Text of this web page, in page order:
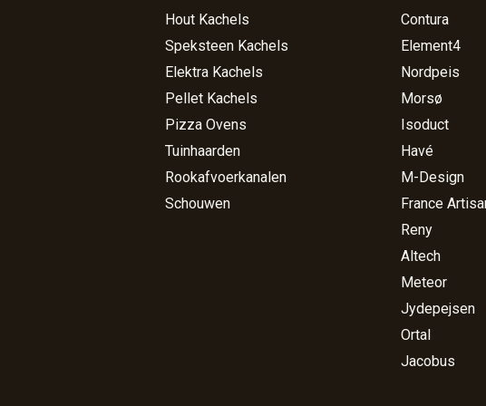
Hout Kachels
Speksteen Kachels
Elektra Kachels
Pellet Kachels
Pizza Ovens
Tuinhaarden
Rookafvoerkanalen
Schouwen
Contura
Element4
Nordpeis
Morsø
Isoduct
Havé
M-Design
France
Reny
Altech
Meteor
Jydepejsen
Ortal
Jacobus